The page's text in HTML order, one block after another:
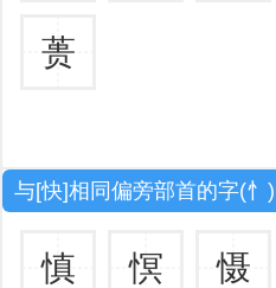
蒉
与[快]相同偏旁部首的字(忄)
慎 慏 慑